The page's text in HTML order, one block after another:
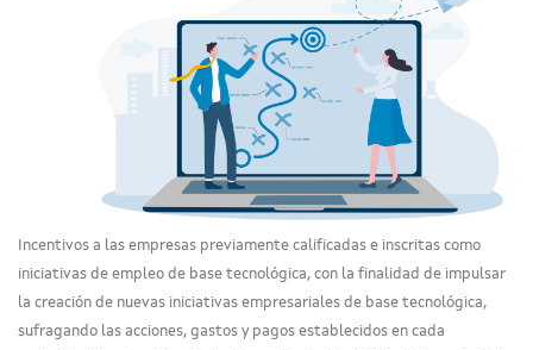
Incentivos a las empresas previamente calificadas e inscritas como
iniciativas de empleo de base tecnológica, con la finalidad de impulsar
la creación de nuevas iniciativas empresariales de base tecnológica,
sufragando las acciones, gastos y pagos establecidos en cada